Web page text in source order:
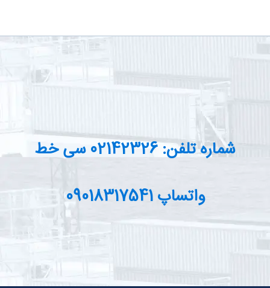
شماره تلفن: 02142326 سی خط
واتساپ 09018317541